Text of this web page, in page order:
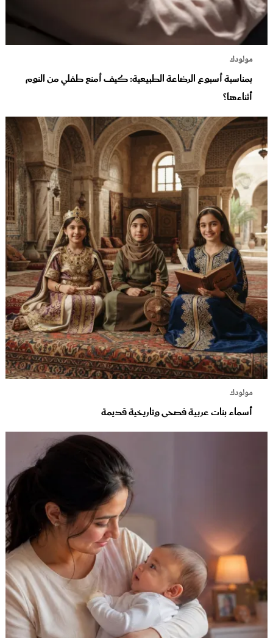
مولودك
بمناسبة أسبوع الرضاعة الطبيعية: كيف أمنع طفلي من النوم
أثناءها؟
مولودك
أسماء بنات عربية فصحى وتاريخية قديمة